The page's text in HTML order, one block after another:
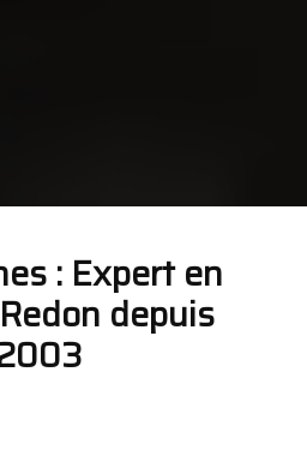
: Expert en
depuis